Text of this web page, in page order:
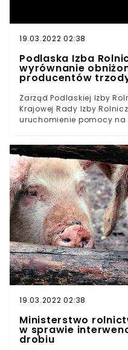
19.03.2022 02:38
Podlaska Izba
wyrównanie
producentów
Zarząd Podlaskiej Izby
Krajowej Rady Izby
uruchomienie pomocy na
w związku ze
ubiegłego roku.
19.03.2022 02:38
Ministerstwo
w sprawie
drobiu